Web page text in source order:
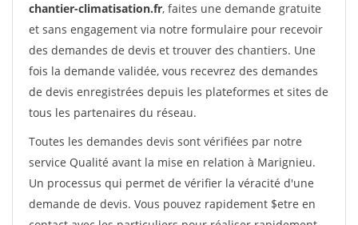
chantier-climatisation.fr, faites une demande gratuite
et sans engagement via notre formulaire pour recevoir
des demandes de devis et trouver des chantiers. Une
fois la demande validée, vous recevrez des demandes
de devis enregistrées depuis les plateformes et sites de
tous les partenaires du réseau.
Toutes les demandes devis sont vérifiées par notre
service Qualité avant la mise en relation à Marignieu.
Un processus qui permet de vérifier la véracité d'une
demande de devis. Vous pouvez rapidement $etre en